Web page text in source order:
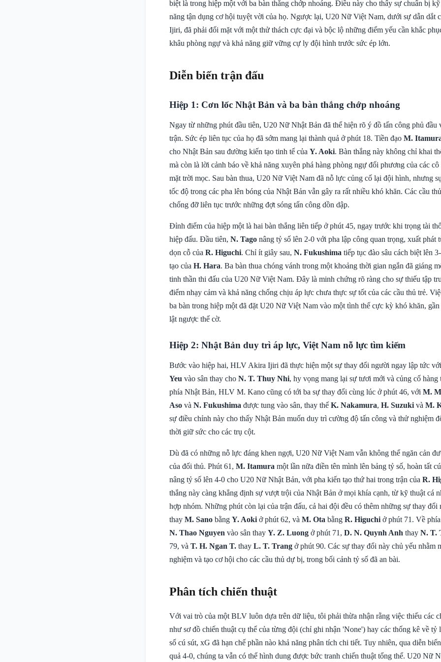
biệt là trong hiệp một với ba bàn thắng chớp nhoáng. Điều này cho thấy sự chuẩn bị
năng tận dụng cơ hội tuyệt vời của họ. Ngược lại, U20 Nữ Việt Nam, dưới sự dẫn dắt
Ijiri, đã phải đối mặt với một thử thách cực đại và bộc lộ những điểm yếu cần khắc
khâu phòng ngự và khả năng giữ vững cự ly đội hình trước sức ép lớn.
Diễn biến trận đấu
Hiệp 1: Cơn lốc Nhật Bản và ba bàn thắng chớp nhoáng
Ngay từ những phút đầu tiên, U20 Nữ Nhật Bản đã thể hiện rõ ý đồ tấn công phủ đầu
trận. Sức ép liên tục của họ đã sớm mang lại thành quả ở phút 18. Tiền đạo M.
cho Nhật Bản sau đường kiến tạo tinh tế của Y. Aoki. Bàn thắng này không chỉ khai
mà còn là lời cảnh báo về khả năng xuyên phá hàng phòng ngự đối phương của các
mặt trời mọc. Sau bàn thua, U20 Nữ Việt Nam đã nỗ lực củng cố lại đội hình, nhưng
tốc độ trong các pha lên bóng của Nhật Bản vẫn gây ra rất nhiều khó khăn. Các cầu
chống đỡ liên tục trước những đợt sóng tấn công dồn dập.
Đỉnh điểm của hiệp một là hai bàn thắng liên tiếp ở phút 45, ngay trước khi trọng tài
hiệp đấu. Đầu tiên, N. Tago nâng tỷ số lên 2-0 với pha lập công quan trọng, xuất phát
dọn cỗ của R. Higuchi. Chỉ ít giây sau, N. Fukushima tiếp tục đào sâu cách biệt lên
tạo của H. Hara. Ba bàn thua chóng vánh trong một khoảng thời gian ngắn đã giáng
tinh thần thi đấu của U20 Nữ Việt Nam. Đây là minh chứng rõ ràng cho sự thiếu tập
điểm nhạy cảm và khả năng chống chịu áp lực chưa thực sự tốt của các cầu thủ trẻ.
ba bàn trong hiệp một đã đặt U20 Nữ Việt Nam vào một tình thế cực kỳ khó khăn,
lật ngược thế cờ.
Hiệp 2: Nhật Bản duy trì áp lực, Việt Nam nỗ lực tìm kiếm
Bước vào hiệp hai, HLV Akira Ijiri đã thực hiện một sự thay đổi người ngay lập tức
Yeu vào sân thay cho N. T. Thuy Nhi, hy vọng mang lại sự tươi mới và củng cố hàng
phía Nhật Bản, HLV M. Kano cũng có tới ba sự thay đổi cùng lúc ở phút 46, với M.
Aso và N. Fukushima được tung vào sân, thay thế K. Nakamura, H. Suzuki và M.
sự điều chỉnh này cho thấy Nhật Bản muốn duy trì cường độ tấn công và thử nghiệm
thời giữ sức cho các trụ cột.
Dù đã có những nỗ lực đáng khen ngợi, U20 Nữ Việt Nam vẫn không thể ngăn cản
của đối thủ. Phút 61, M. Itamura một lần nữa điền tên mình lên bảng tỷ số, hoàn tất
nâng tỷ số lên 4-0 cho U20 Nữ Nhật Bản, với pha kiến tạo thứ hai trong trận của R.
thắng này càng khẳng định sự vượt trội của Nhật Bản ở mọi khía cạnh, từ kỹ thuật cá
hợp nhóm. Những phút còn lại của trận đấu, cả hai đội đều có thêm những sự thay
thay M. Sano bằng Y. Aoki ở phút 62, và M. Ota bằng R. Higuchi ở phút 71. Về
N. Thao Nguyen vào sân thay Y. Z. Luong ở phút 71, D. N. Quynh Anh thay N. T.
79, và T. H. Ngan T. thay L. T. Trang ở phút 90. Các sự thay đổi này chủ yếu nhằm
nghiệm và tạo cơ hội cho các cầu thủ dự bị, trong bối cảnh tỷ số đã an bài.
Phân tích chiến thuật
Với vai trò của một BLV luôn dựa trên dữ liệu, tôi phải thừa nhận rằng việc thiếu các
như sơ đồ chiến thuật cụ thể của từng đội (chỉ ghi nhận 'None') hay các thống kê về tỷ
số cú sút, xG đã hạn chế phần nào khả năng phân tích chi tiết. Tuy nhiên, qua diễn
quả 4-0, chúng ta vẫn có thể hình dung được bức tranh chiến thuật tổng thể. U20 Nữ